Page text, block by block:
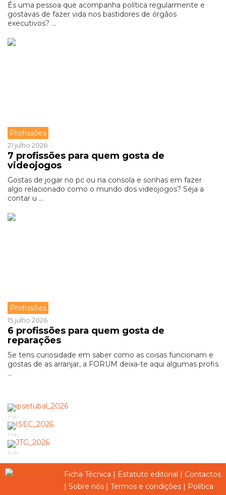
És uma pessoa que acompanha política regularmente e
gostavas de fazer vida nos bastidores de órgãos
executivos? ...
Profissões
21 julho 2026
7 profissões para quem gosta de
videojogos
Gostas de jogar no pc ou na consola e sonhas em fazer
algo relacionado como o mundo dos videojogos? Seja a
contar u ...
Profissões
15 julho 2026
6 profissões para quem gosta de
reparações
Se tens curiosidade em saber como as coisas funcionam e
gostas de as arranjar, a FORUM deixa-te aqui algumas profis
...
Pub
Pub
Pub
Ficha Técnica | Estatuto editorial | Contactos
| Sobre nós | Termos e condições | Política